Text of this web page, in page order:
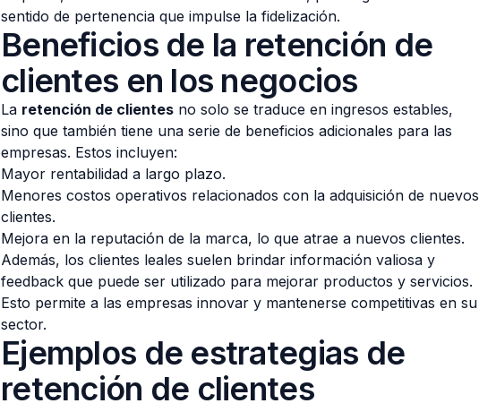
sentido de pertenencia que impulse la fidelización.
Beneficios de la retención de
clientes en los negocios
La retención de clientes no solo se traduce en ingresos estables,
sino que también tiene una serie de beneficios adicionales para las
empresas. Estos incluyen:
Mayor rentabilidad a largo plazo.
Menores costos operativos relacionados con la adquisición de nuevos
clientes.
Mejora en la reputación de la marca, lo que atrae a nuevos clientes.
Además, los clientes leales suelen brindar información valiosa y
feedback que puede ser utilizado para mejorar productos y servicios.
Esto permite a las empresas innovar y mantenerse competitivas en su
sector.
Ejemplos de estrategias de
retención de clientes